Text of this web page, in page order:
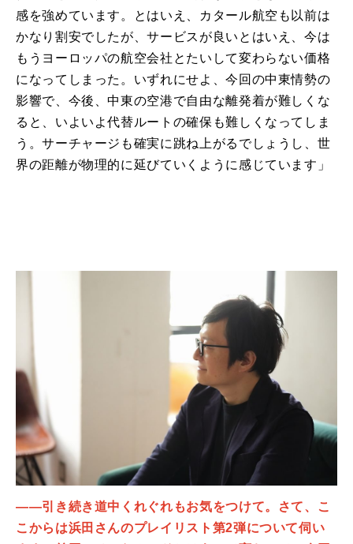
感を強めています。とはいえ、カタール航空も以前は
かなり割安でしたが、サービスが良いとはいえ、今は
もうヨーロッパの航空会社とたいして変わらない価格
になってしまった。いずれにせよ、今回の中東情勢の
影響で、今後、中東の空港で自由な離発着が難しくな
ると、いよいよ代替ルートの確保も難しくなってしま
う。サーチャージも確実に跳ね上がるでしょうし、世
界の距離が物理的に延びていくように感じています」
――引き続き道中くれぐれもお気をつけて。さて、こ
こからは浜田さんのプレイリスト第2弾について伺い